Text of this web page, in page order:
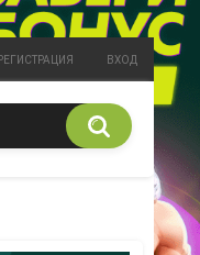
РЕГИСТРАЦИЯ ВХОД